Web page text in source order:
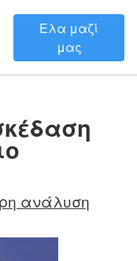
Ελα μαζί
μας
ανάλυση